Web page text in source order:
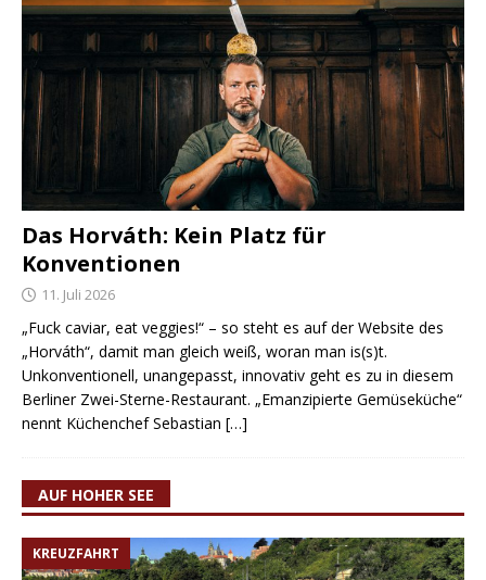
Das Horváth: Kein Platz für
Konventionen
11. Juli 2026
„Fuck caviar, eat veggies!“ – so steht es auf der Website des
„Horváth“, damit man gleich weiß, woran man is(s)t.
Unkonventionell, unangepasst, innovativ geht es zu in diesem
Berliner Zwei-Sterne-Restaurant. „Emanzipierte Gemüseküche“
nennt Küchenchef Sebastian […]
AUF HOHER SEE
KREUZFAHRT